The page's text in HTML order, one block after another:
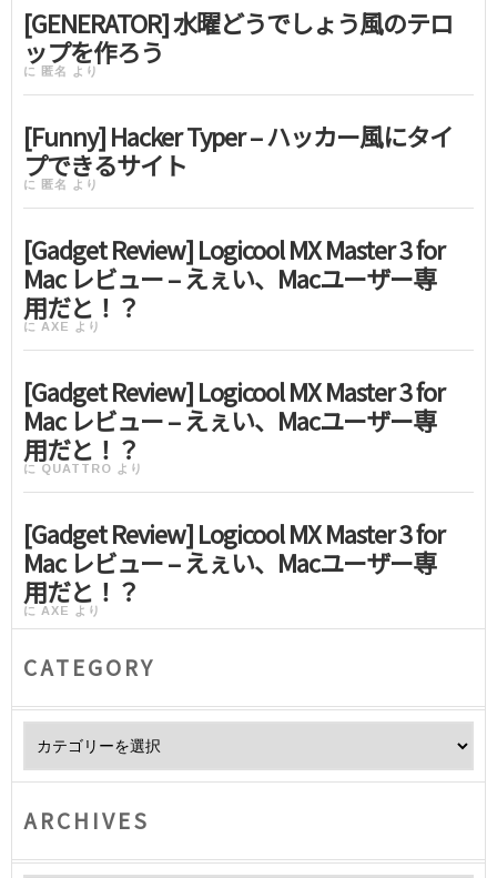
[GENERATOR] 水曜どうでしょう風のテロ
ップを作ろう
に 匿名 より
[Funny] Hacker Typer – ハッカー風にタイ
プできるサイト
に 匿名 より
[Gadget Review] Logicool MX Master 3 for
Mac レビュー – えぇい、Macユーザー専
用だと！？
に AXE より
[Gadget Review] Logicool MX Master 3 for
Mac レビュー – えぇい、Macユーザー専
用だと！？
に QUATTRO より
[Gadget Review] Logicool MX Master 3 for
Mac レビュー – えぇい、Macユーザー専
用だと！？
に AXE より
CATEGORY
ARCHIVES